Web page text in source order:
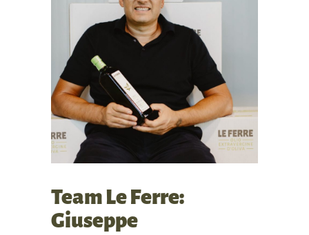
Team Le Ferre:
Giuseppe